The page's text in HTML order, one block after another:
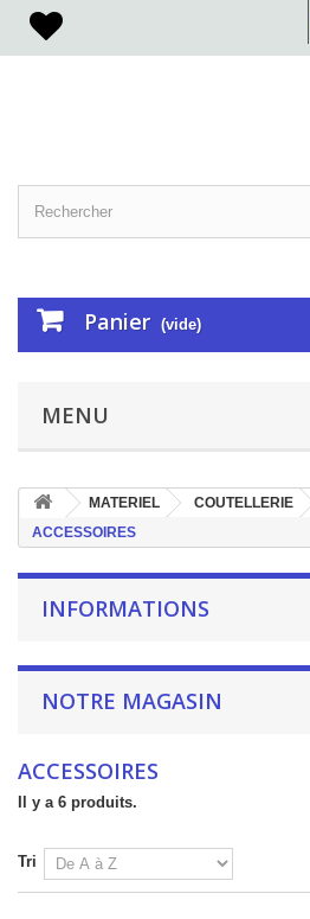
Panier (vide)
MENU
MATERIEL COUTELLERIE
ACCESSOIRES
INFORMATIONS
NOTRE MAGASIN
ACCESSOIRES
Il y a 6 produits.
Tri